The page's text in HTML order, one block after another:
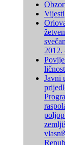
Obzor
Vijesti
2012.
Javni